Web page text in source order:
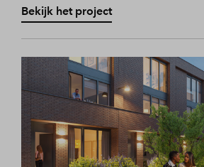
Bekijk het project